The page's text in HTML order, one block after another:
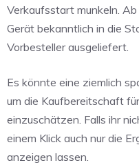
Verkaufsstart munkeln.
Gerät bekanntlich in die
Vorbesteller ausgeliefert.
Es könnte eine ziemlich
um die Kaufbereitschaft
einzuschätzen. Falls ihr
einem Klick auch nur die
anzeigen lassen.